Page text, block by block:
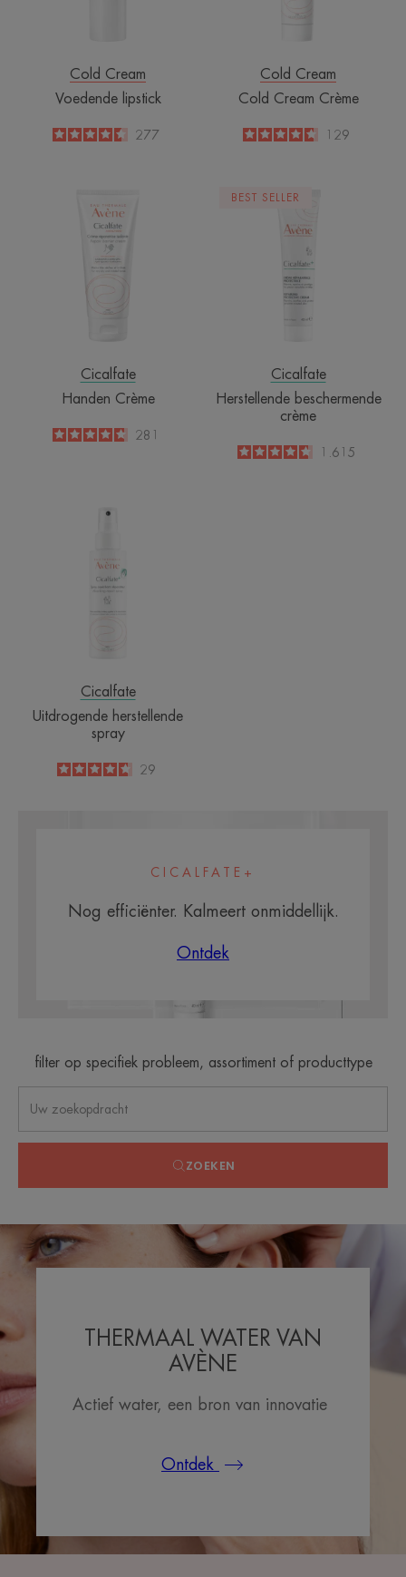
Cold Cream
Voedende lipstick
4.5
/
5
277
Cold Cream
Cold Cream Crème
4.6
/5129
Crème
Cicalfate
Handen Crème
4.8
/
5
281
crème
BEST SELLER
Cicalfate
Herstellende beschermende
crème
4.6
/51.615
Cicalfate
Uitdrogende herstellende
spray
4.7
/
5
29
CICALFATE+
Nog efficiënter. Kalmeert onmiddellijk.
Ontdek
filter op specifiek probleem, assortiment of producttype
ZOEKEN
THERMAAL WATER VAN
AVÈNE
Actief water, een bron van innovatie
Ontdek